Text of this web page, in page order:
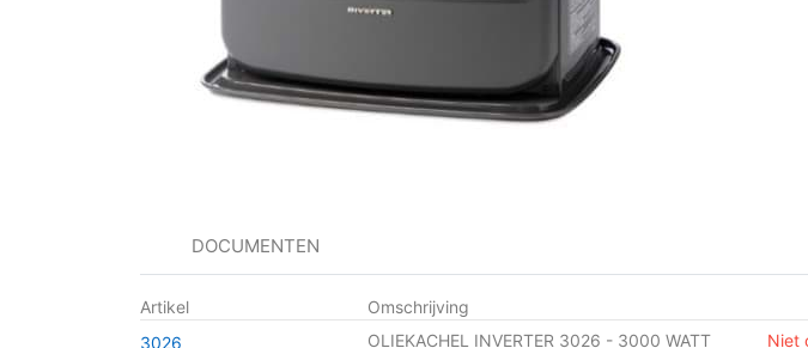
DOCUMENTEN
Artikel Omschrijving
3026
OLIEKACHEL INVERTER 3026 - 3000 WATT Niet